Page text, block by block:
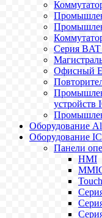
Серия
Офисный
устройств
Оборудование
Оборудование
Панели
HMI